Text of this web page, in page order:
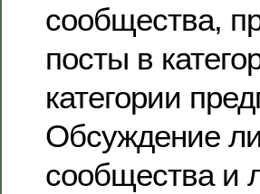
сообщества,
посты в
категории
Обсуждение
сообщества и